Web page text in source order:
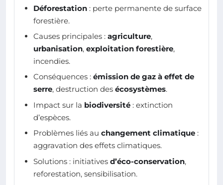
Déforestation : perte permanente de surface
forestière.
Causes principales : agriculture,
urbanisation, exploitation forestière,
incendies.
Conséquences : émission de gaz à effet de
serre, destruction des écosystèmes.
Impact sur la biodiversité : extinction
d’espèces.
Problèmes liés au changement climatique :
aggravation des effets climatiques.
Solutions : initiatives d’éco-conservation,
reforestation, sensibilisation.